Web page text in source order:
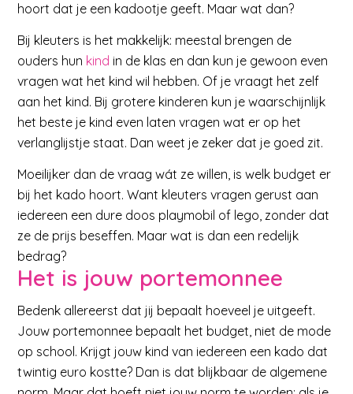
hoort dat je een kadootje geeft. Maar wat dan?
Bij kleuters is het makkelijk: meestal brengen de
ouders hun kind in de klas en dan kun je gewoon even
vragen wat het kind wil hebben. Of je vraagt het zelf
aan het kind. Bij grotere kinderen kun je waarschijnlijk
het beste je kind even laten vragen wat er op het
verlanglijstje staat. Dan weet je zeker dat je goed zit.
Moeilijker dan de vraag wát ze willen, is welk budget er
bij het kado hoort. Want kleuters vragen gerust aan
iedereen een dure doos playmobil of lego, zonder dat
ze de prijs beseffen. Maar wat is dan een redelijk
bedrag?
Het is jouw portemonnee
Bedenk allereerst dat jij bepaalt hoeveel je uitgeeft.
Jouw portemonnee bepaalt het budget, niet de mode
op school. Krijgt jouw kind van iedereen een kado dat
twintig euro kostte? Dan is dat blijkbaar de algemene